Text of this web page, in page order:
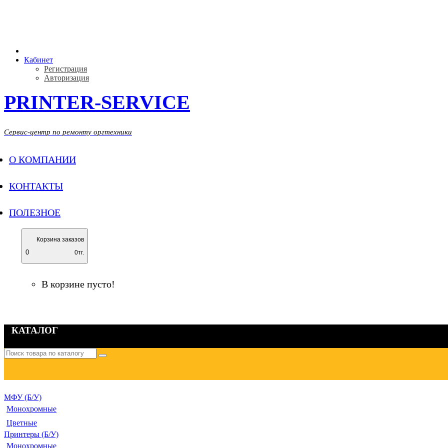
Кабинет
Регистрация
Авторизация
PRINTER-SERVICE
Сервис-центр по ремонту оргтехники
О КОМПАНИИ
КОНТАКТЫ
ПОЛЕЗНОЕ
0
Корзина заказов
0тг.
В корзине пусто!
КАТАЛОГ
МФУ (Б/У)
Монохромные
Цветные
Принтеры (Б/У)
Монохромные